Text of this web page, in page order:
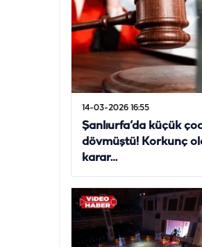
14-03-2026 16:55
Şanlıurfa’da küçük
dövmüştü! Korkunç
karar…